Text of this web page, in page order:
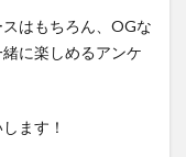
はもちろん、OGな
に楽しめるアンケ
ます！